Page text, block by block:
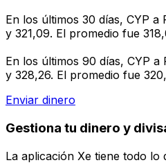
En los últimos 30 días, CYP a
y 321,09. El promedio fue
En los últimos 90 días, CYP a
y 328,26. El promedio fue
Enviar dinero
Gestiona tu dinero y
La aplicación Xe tiene todo lo